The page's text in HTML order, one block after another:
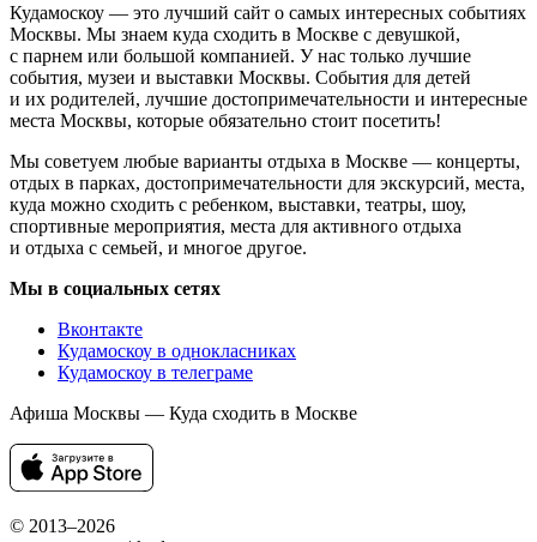
Кудамоскоу — это лучший сайт о самых интересных событиях
Москвы. Мы знаем куда сходить в Москве с девушкой,
с парнем или большой компанией. У нас только лучшие
события, музеи и выставки Москвы. События для детей
и их родителей, лучшие достопримечательности и интересные
места Москвы, которые обязательно стоит посетить!
Мы советуем любые варианты отдыха в Москве — концерты,
отдых в парках, достопримечательности для экскурсий, места,
куда можно сходить с ребенком, выставки, театры, шоу,
спортивные мероприятия, места для активного отдыха
и отдыха с семьей, и многое другое.
Мы в социальных сетях
Вконтакте
Кудамоскоу в однокласниках
Кудамоскоу в телеграме
Афиша Москвы — Куда сходить в Москве
© 2013–2026